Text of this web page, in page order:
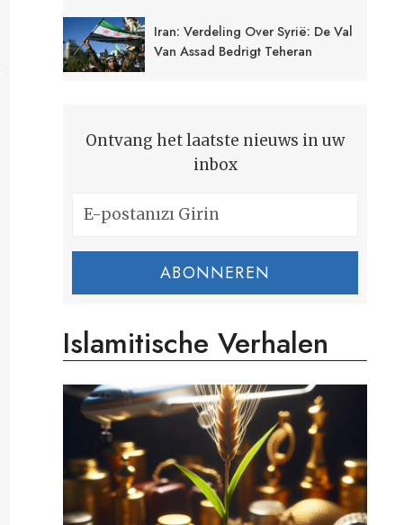
Iran: Verdeling Over Syrië: De Val
Van Assad Bedrigt Teheran
Ontvang het laatste nieuws in uw
inbox
ABONNEREN
Islamitische Verhalen